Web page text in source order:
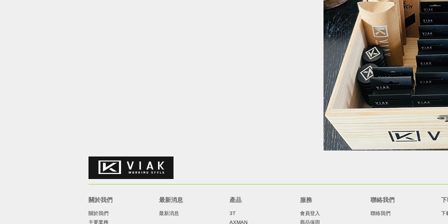
關於我們
關於我們
主要業務
最新消息
最新消息
產品
3T
AXMAN
服務
會員登入
商品保固
聯絡我們
聯絡我們 下